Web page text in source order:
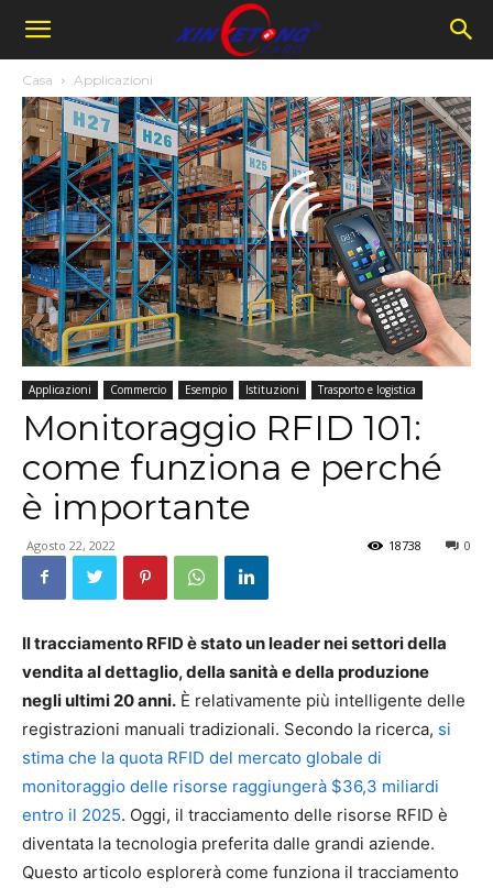
Casa Applicazioni
Applicazioni Commercio Esempio Istituzioni Trasporto e logistica
Monitoraggio RFID 101:
come funziona e perché
è importante
Agosto 22, 2022 0
18738
Il tracciamento RFID è stato un leader nei settori della
vendita al dettaglio, della sanità e della produzione
negli ultimi 20 anni. È relativamente più intelligente delle
registrazioni manuali tradizionali. Secondo la ricerca, si
stima che la quota RFID del mercato globale di
monitoraggio delle risorse raggiungerà $36,3 miliardi
entro il 2025. Oggi, il tracciamento delle risorse RFID è
diventata la tecnologia preferita dalle grandi aziende.
Questo articolo esplorerà come funziona il tracciamento